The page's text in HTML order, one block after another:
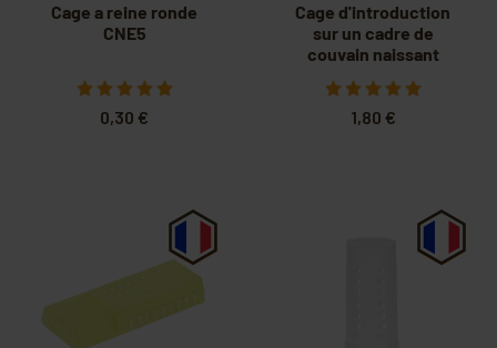
Cage a reine ronde
CNE5
0,30 €
Cage d'introduction
sur un cadre de
couvain naissant
1,80 €